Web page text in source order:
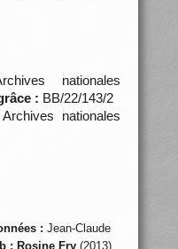
nationales
: BB/22/143/2
nationales
: Jean-Claude
: Rosine Fry(2013)